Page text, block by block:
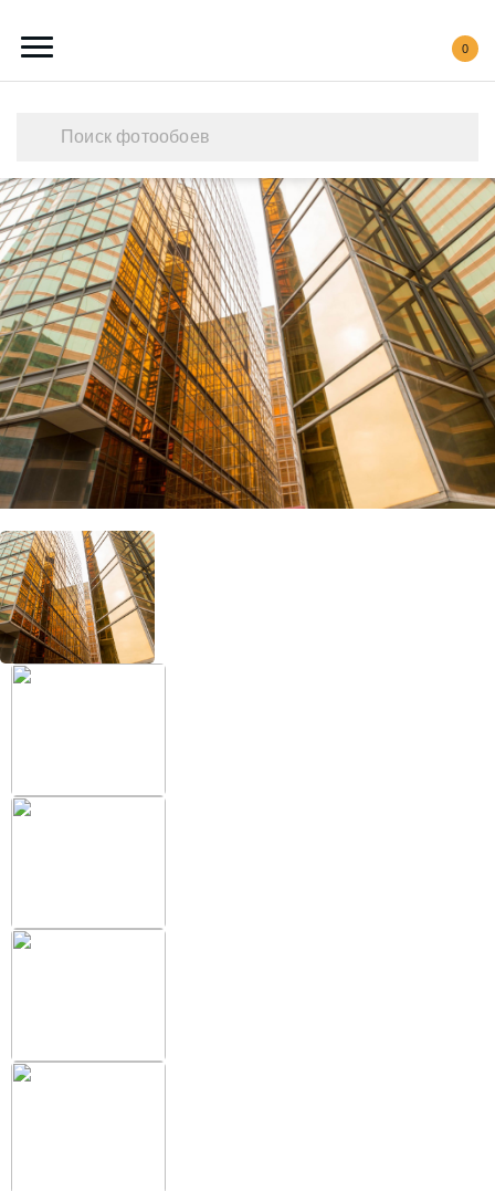
0
Каталог обоев
Наши работы
Создать свои фотообои
Акции
О нас
Контакты
+38 (097) 151 87 57
Избранное